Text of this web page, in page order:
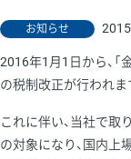
お知らせ
2016年1月1日から、「
の税制改正が行われま
これに伴い、当社で取
の対象になり、国内上